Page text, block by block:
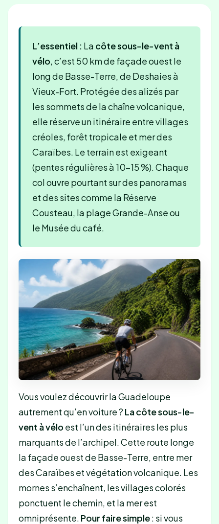
L’essentiel : La côte sous-le-vent à
vélo , c’est 50 km de façade ouest le
long de Basse-Terre, de Deshaies à
Vieux-Fort. Protégée des alizés par
les sommets de la chaîne volcanique,
elle réserve un itinéraire entre villages
créoles, forêt tropicale et mer des
Caraïbes. Le terrain est exigeant
(pentes régulières à 10-15 %). Chaque
col ouvre pourtant sur des panoramas
et des sites comme la Réserve
Cousteau, la plage Grande-Anse ou
le Musée du café.
Vous voulez découvrir la Guadeloupe
autrement qu’en voiture ? La côte sous-le-
vent à vélo est l’un des itinéraires les plus
marquants de l’archipel. Cette route longe
la façade ouest de Basse-Terre, entre mer
des Caraïbes et végétation volcanique. Les
mornes s’enchaînent, les villages colorés
ponctuent le chemin, et la mer est
omniprésente. Pour faire simple: si vous